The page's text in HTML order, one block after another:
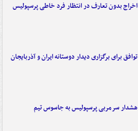
اخراج بدون تعارف در انتظار فرد خاطی پرسپولیس
توافق برای برگزاری دیدار دوستانه ایران و آذربایجان
هشدار سرمربی پرسپولیس به جاسوس تیم